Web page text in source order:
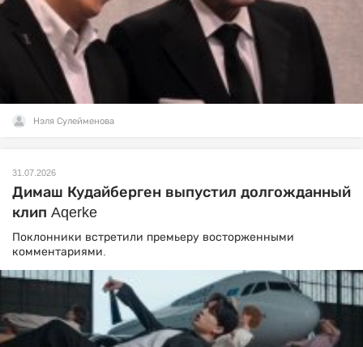
Нэля Сулейменова
31.07.2026
Димаш Кудайберген выпустил долгожданный
клип Aqerke
Поклонники встретили премьеру восторженными
комментариями.